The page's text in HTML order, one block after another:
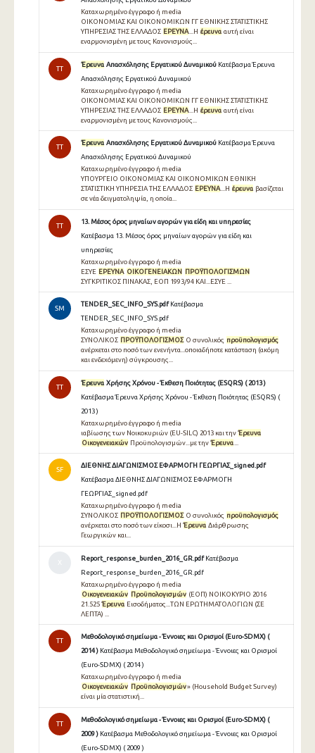
Καταχωρημένο έγγραφο ή media
ΟΙΚΟΝΟΜΙΑΣ ΚΑΙ ΟΙΚΟΝΟΜΙΚΩΝ ΓΓ ΕΘΝΙΚΗΣ ΣΤΑΤΙΣΤΙΚΗΣ
ΥΠΗΡΕΣΙΑΣ ΤΗΣ ΕΛΛΑ∆ΟΣ ΕΡΕΥΝΑ...Η έρευνα αυτή είναι
εναρµονισµένη µε τους Κανονισµούς...
TT
Έρευνα Απασχόλησης Εργατικού Δυναμικού Κατέβασμα Έρευνα
Απασχόλησης Εργατικού Δυναμικού
Καταχωρημένο έγγραφο ή media
ΟΙΚΟΝΟΜΙΑΣ ΚΑΙ ΟΙΚΟΝΟΜΙΚΩΝ ΓΓ ΕΘΝΙΚΗΣ ΣΤΑΤΙΣΤΙΚΗΣ
ΥΠΗΡΕΣΙΑΣ ΤΗΣ ΕΛΛΑ∆ΟΣ ΕΡΕΥΝΑ...Η έρευνα αυτή είναι
εναρµονισµένη µε τους Κανονισµούς...
TT
Έρευνα Απασχόλησης Εργατικού Δυναμικού Κατέβασμα Έρευνα
Απασχόλησης Εργατικού Δυναμικού
Καταχωρημένο έγγραφο ή media
ΥΠΟΥΡΓΕΙΟ ΟΙΚΟΝΟΜΙΑΣ ΚΑΙ ΟΙΚΟΝΟΜΙΚΩΝ ΕΘΝΙΚΗ
ΣΤΑΤΙΣΤΙΚΗ ΥΠΗΡΕΣΙΑ ΤΗΣ ΕΛΛΑ∆ΟΣ ΕΡΕΥΝΑ...Η έρευνα βασίζεται
σε νέα δειγµατοληψία, η οποία...
TT
13. Μέσος όρος μηναίων αγορών για είδη και υπηρεσίες
Κατέβασμα 13. Μέσος όρος μηναίων αγορών για είδη και
υπηρεσίες
Καταχωρημένο έγγραφο ή media
ΕΣΥΕ ΕΡΕΥΝΑ ΟΙΚΟΓΕΝΕΙΑΚΩΝ ΠΡΟΫΠΟΛΟΓΙΣΜΩΝ
ΣΥΓΚΡΙΤΙΚΟΣ ΠΙΝΑΚΑΣ, ΕΟΠ 1993/94 ΚΑΙ...ΕΣΥΕ ...
SM
TENDER_SEC_INFO_SYS.pdf Κατέβασμα
TENDER_SEC_INFO_SYS.pdf
Καταχωρημένο έγγραφο ή media
ΣΥΝΟΛΙΚΟΣ ΠΡΟΫΠΟΛΟΓΙΣΜΟΣΟ συνολικός προϋπολογισμός
ανέρχεται στο ποσό των ενενήντα...οποιαδήποτε κατάσταση (ακόμη
και ενδεχόμενη) σύγκρουσης...
TT
Έρευνα Χρήσης Χρόνου - Έκθεση Ποιότητας (ESQRS) ( 2013 )
Κατέβασμα Έρευνα Χρήσης Χρόνου - Έκθεση Ποιότητας (ESQRS) (
2013 )
Καταχωρημένο έγγραφο ή media
ιαβίωσης των Νοικοκυριών (EU-SILC) 2013 και την Έρευνα
Οικογενειακών Προϋπολογισµών...µε την Έρευνα
SF
ΔΙΕΘΝΗΣ ΔΙΑΓΩΝΙΣΜΟΣ ΕΦΑΡΜΟΓΗ ΓΕΩΡΓΙΑΣ_signed.pdf
Κατέβασμα ΔΙΕΘΝΗΣ ΔΙΑΓΩΝΙΣΜΟΣ ΕΦΑΡΜΟΓΗ
ΓΕΩΡΓΙΑΣ_signed.pdf
Καταχωρημένο έγγραφο ή media
ΣΥΝΟΛΙΚΟΣ ΠΡΟΫΠΟΛΟΓΙΣΜΟΣΟ συνολικός προϋπολογισμός
ανέρχεται στο ποσό των είκοσι...Η Έρευνα Διάρθρωσης
Γεωργικών και...
Report_response_burden_2016_GR.pdf Κατέβασμα
Report_response_burden_2016_GR.pdf
Καταχωρημένο έγγραφο ή media
Οικογενειακών Προϋπολογισμών (ΕΟΠ) ΝΟΙΚΟΚΥΡΙΟ 2016
21.525 Έρευνα Εισοδήματος...ΤΩΝ ΕΡΩΤΗΜΑΤΟΛΟΓΙΩΝ (ΣΕ
ΛΕΠΤΑ) ...
TT
Μεθοδολογικό σημείωμα - Έννοιες και Ορισμοί (Euro-SDMX) (
2014 ) Κατέβασμα Μεθοδολογικό σημείωμα - Έννοιες και Ορισμοί
(Euro-SDMX) ( 2014 )
Καταχωρημένο έγγραφο ή media
Οικογενειακών Προϋπολογισμών» (Household Budget Survey)
είναι μία στατιστική...
TT
Μεθοδολογικό σημείωμα - Έννοιες και Ορισμοί (Euro-SDMX) (
2009 ) Κατέβασμα Μεθοδολογικό σημείωμα - Έννοιες και Ορισμοί
(Euro-SDMX) ( 2009 )